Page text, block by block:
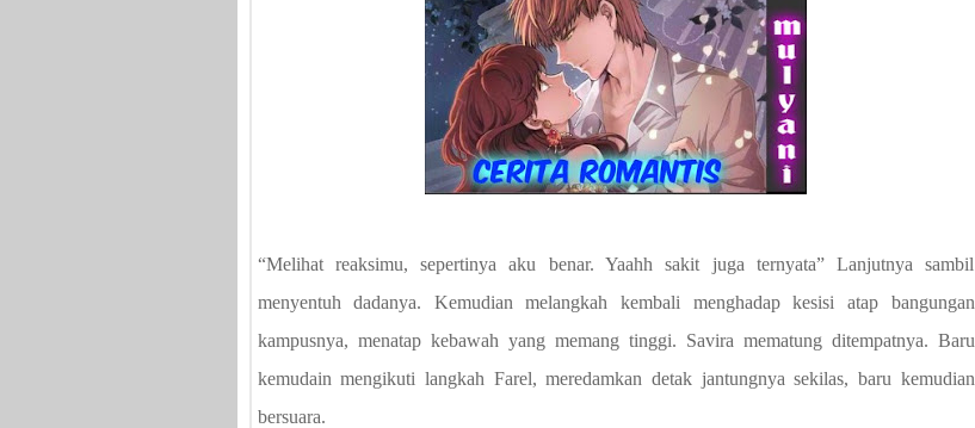
“Melihat reaksimu, sepertinya aku benar. Yaahh sakit juga ternyata” Lanjutnya sambil
menyentuh dadanya. Kemudian melangkah kembali menghadap kesisi atap bangungan
kampusnya, menatap kebawah yang memang tinggi. Savira mematung ditempatnya. Baru
kemudain mengikuti langkah Farel, meredamkan detak jantungnya sekilas, baru kemudian
bersuara.